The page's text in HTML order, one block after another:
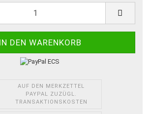
AUF DEN MERKZETTEL
PAYPAL ZUZÜGL.
TRANSAKTIONSKOSTEN